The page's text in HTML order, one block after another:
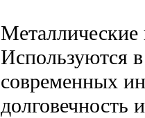
Металлические
Используются
современных
долговечность